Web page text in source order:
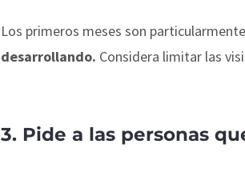
Los primeros meses son
desarrollando. Considera limitar las
3. Pide a las personas